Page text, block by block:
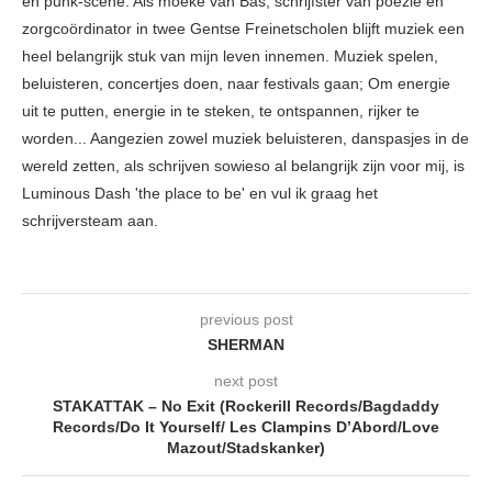
zorgcoördinator in twee Gentse Freinetscholen blijft muziek een
heel belangrijk stuk van mijn leven innemen. Muziek spelen,
beluisteren, concertjes doen, naar festivals gaan; Om energie
uit te putten, energie in te steken, te ontspannen, rijker te
worden... Aangezien zowel muziek beluisteren, danspasjes in de
wereld zetten, als schrijven sowieso al belangrijk zijn voor mij, is
Luminous Dash 'the place to be' en vul ik graag het
schrijversteam aan.
previous post
SHERMAN
next post
STAKATTAK – No Exit (Rockerill Records/Bagdaddy
Records/Do It Yourself/ Les Clampins D’Abord/Love
Mazout/Stadskanker)